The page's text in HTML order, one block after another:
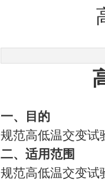
一、目的
规范高低温交变试
二、适用范围
规范高低温交变试